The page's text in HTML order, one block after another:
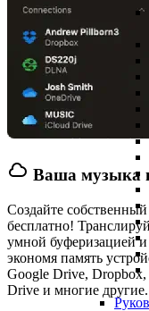
Ваша музыка
Создайте
бесплатно!
умной буферизацией
экономя память
Google Drive,
Drive и многие другие.